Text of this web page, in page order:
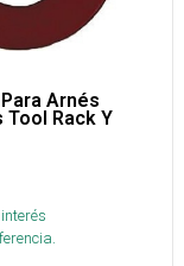
Arnés
Tool Rack Y